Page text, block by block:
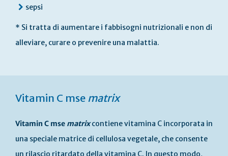
sepsi
* Si tratta di aumentare i fabbisogni nutrizionali e non di
alleviare, curare o prevenire una malattia.
Vitamin C mse matrix
Vitamin C mse matrixcontiene vitamina C incorporata in
una speciale matrice di cellulosa vegetale, che consente
un rilascio ritardato della vitamina C. In questo modo,